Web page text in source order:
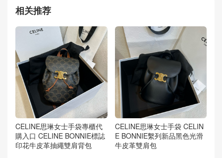
相关推荐
CELINE思琳女士手袋專櫃代
購入口 CELINE BONNIE標誌
印花牛皮革抽繩雙肩背包
CELINE思琳女士手袋 CELIN
E BONNIE繫列新品黑色光滑
牛皮革雙肩包